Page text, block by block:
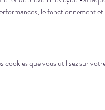
le fonctionnement
cookies que vous utilisez sur